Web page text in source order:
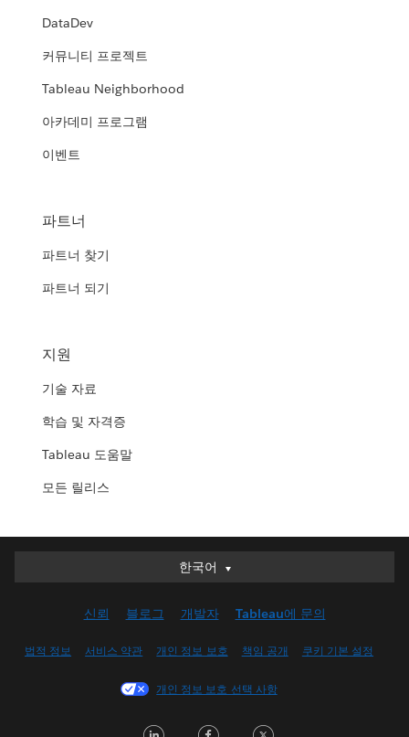
DataDev
커뮤니티 프로젝트
Tableau Neighborhood
아카데미 프로그램
이벤트
파트너
파트너 찾기
파트너 되기
지원
기술 자료
학습 및 자격증
Tableau 도움말
모든 릴리스
한국어
한국어
English (UK)
Français (Canada)
신뢰 블로그 개발자 Tableau에 문의
법적 정보 서비스 약관 개인 정보 보호 책임 공개 쿠키 기본 설정
개인 정보 보호 선택 사항